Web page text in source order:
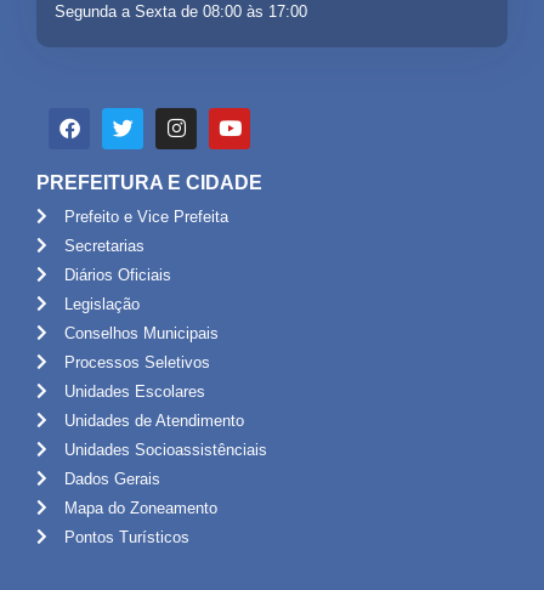
Segunda a Sexta de 08:00 às 17:00
PREFEITURA E CIDADE
Prefeito e Vice Prefeita
Secretarias
Diários Oficiais
Legislação
Conselhos Municipais
Processos Seletivos
Unidades Escolares
Unidades de Atendimento
Unidades Socioassistênciais
Dados Gerais
Mapa do Zoneamento
Pontos Turísticos